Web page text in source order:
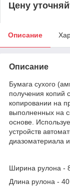
Цену
Описание
Описание
Бумага сухого
получения копий
копировании на
выполненных на
основе.
устройств
диазоматериала
Ширина рулона -
Длина рулона - 40